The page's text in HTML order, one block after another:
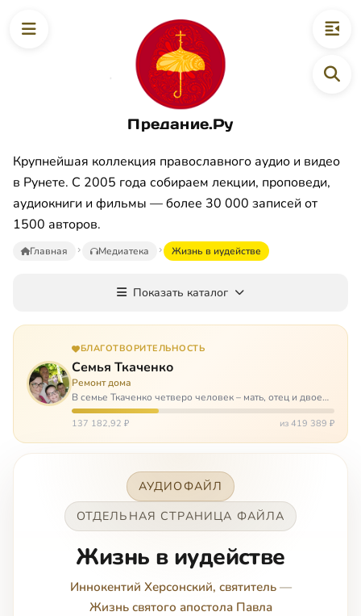
Предание.Ру
Крупнейшая коллекция православного аудио и видео
в Рунете. С 2005 года собираем лекции, проповеди,
аудиокниги и фильмы — более 30 000 записей от
1500 авторов.
Главная Медиатека Жизнь в иудействе
Показать каталог
БЛАГОТВОРИТЕЛЬНОСТЬ
Семья Ткаченко
Ремонт дома
В семье Ткаченко четверо человек – мать, отец и двое
сыновей. И это семья – крепость. У них столько проблем
и бед, что хватило бы на много семей. Трое из четверых
137 182,92 ₽ из 419 389 ₽
АУДИОФАЙЛ
ОТДЕЛЬНАЯ СТРАНИЦА ФАЙЛА
Жизнь в иудействе
Иннокентий Херсонский, святитель—
Жизнь святого апостола Павла